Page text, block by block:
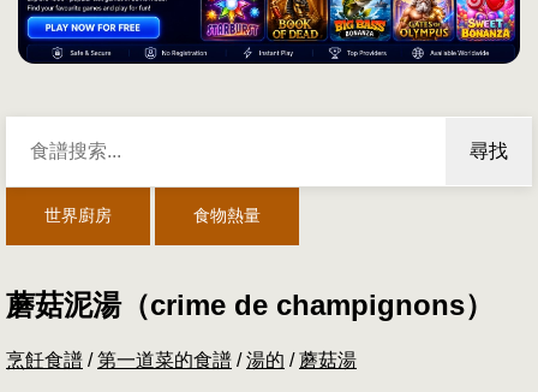
尋找
世界廚房 食物熱量
蘑菇泥湯（crime de champignons）
烹飪食譜 /第一道菜的食譜 /湯的 /蘑菇湯